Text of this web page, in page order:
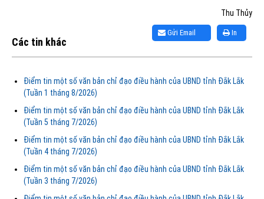
Thu Thủy
In
Gửi Email
Các tin khác
Điểm tin một số văn bản chỉ đạo điều hành của UBND tỉnh Đắk Lắk
(Tuần 1 tháng 8/2026)
Điểm tin một số văn bản chỉ đạo điều hành của UBND tỉnh Đắk Lắk
(Tuần 5 tháng 7/2026)
Điểm tin một số văn bản chỉ đạo điều hành của UBND tỉnh Đắk Lắk
(Tuần 4 tháng 7/2026)
Điểm tin một số văn bản chỉ đạo điều hành của UBND tỉnh Đắk Lắk
(Tuần 3 tháng 7/2026)